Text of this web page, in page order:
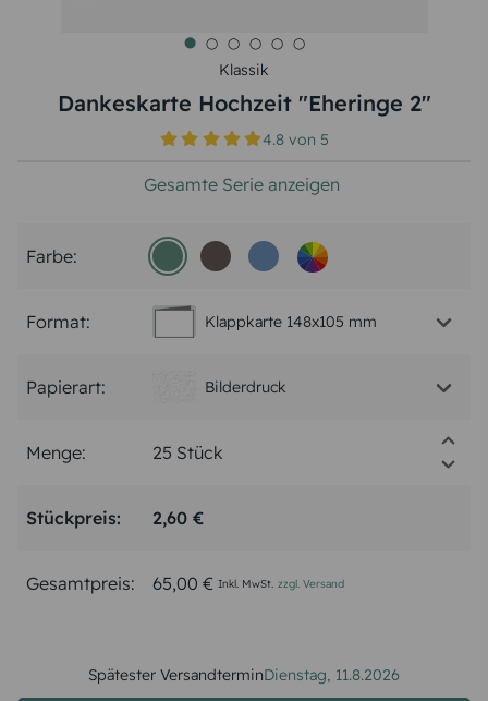
Klassik
Dankeskarte Hochzeit "Eheringe 2"
4.8 von5
Gesamte Serie anzeigen
Farbe:
Format: Klappkarte 148x105 mm
Papierart: Bilderdruck
Menge:
Stückpreis: 2,60 €
Gesamtpreis: 65,00 € Inkl. MwSt. zzgl. Versand
Spätester VersandterminDienstag, 11.8.2026